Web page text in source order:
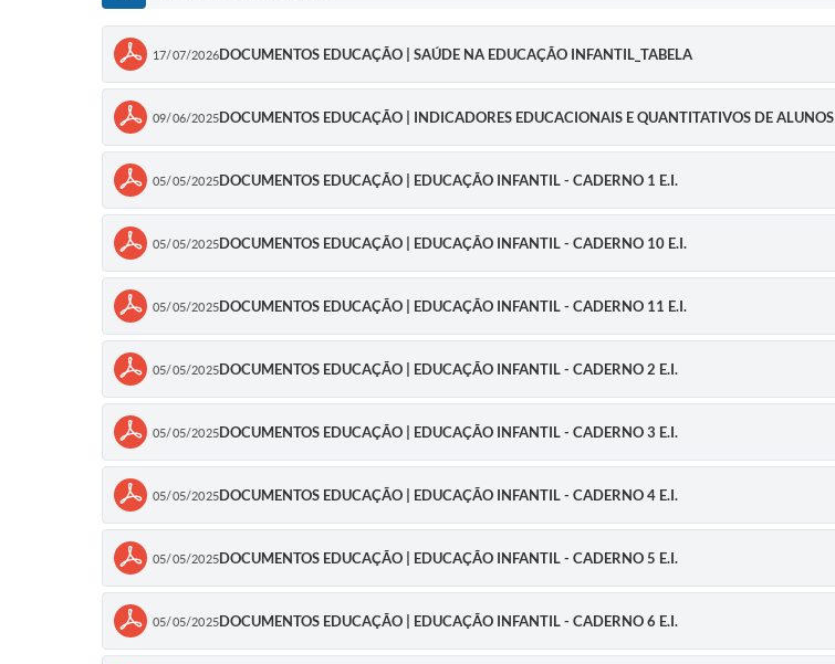
17/07/2026DOCUMENTOS EDUCAÇÃO | SAÚDE NA EDUCAÇÃO INFANTIL_TABELA
09/06/2025DOCUMENTOS EDUCAÇÃO | INDICADORES EDUCACIONAIS E QUANTITATIVOS DE ALUNOS
05/05/2025DOCUMENTOS EDUCAÇÃO | EDUCAÇÃO INFANTIL - CADERNO 1 E.I.
05/05/2025DOCUMENTOS EDUCAÇÃO | EDUCAÇÃO INFANTIL - CADERNO 10 E.I.
05/05/2025DOCUMENTOS EDUCAÇÃO | EDUCAÇÃO INFANTIL - CADERNO 11 E.I.
05/05/2025DOCUMENTOS EDUCAÇÃO | EDUCAÇÃO INFANTIL - CADERNO 2 E.I.
05/05/2025DOCUMENTOS EDUCAÇÃO | EDUCAÇÃO INFANTIL - CADERNO 3 E.I.
05/05/2025DOCUMENTOS EDUCAÇÃO | EDUCAÇÃO INFANTIL - CADERNO 4 E.I.
05/05/2025DOCUMENTOS EDUCAÇÃO | EDUCAÇÃO INFANTIL - CADERNO 5 E.I.
05/05/2025DOCUMENTOS EDUCAÇÃO | EDUCAÇÃO INFANTIL - CADERNO 6 E.I.